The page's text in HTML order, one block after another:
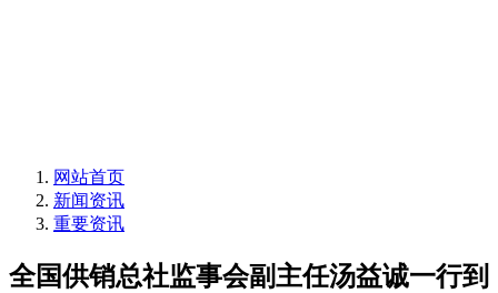
网站首页
新闻资讯
重要资讯
全国供销总社监事会副主任汤益诚一行到